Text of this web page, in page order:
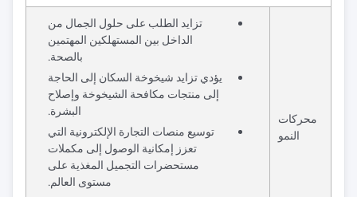
محركات
النمو
تزايد الطلب على حلول الجمال من
الداخل بين المستهلكين المهتمين
بالصحة.
يؤدي تزايد شيخوخة السكان إلى الحاجة
إلى منتجات مكافحة الشيخوخة وإصلاح
البشرة.
توسيع منصات التجارة الإلكترونية التي
تعزز إمكانية الوصول إلى مكملات
مستحضرات التجميل المغذية على
مستوى العالم.